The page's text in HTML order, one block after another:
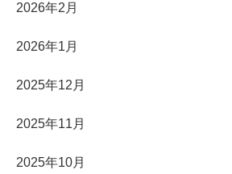
2026年2月
2026年1月
2025年12月
2025年11月
2025年10月